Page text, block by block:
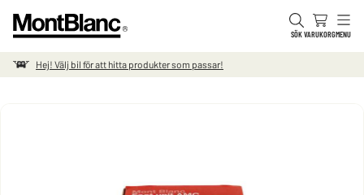
SÖKVARUKORGMENU
Hej! Välj bil för att hitta produkter som passar!